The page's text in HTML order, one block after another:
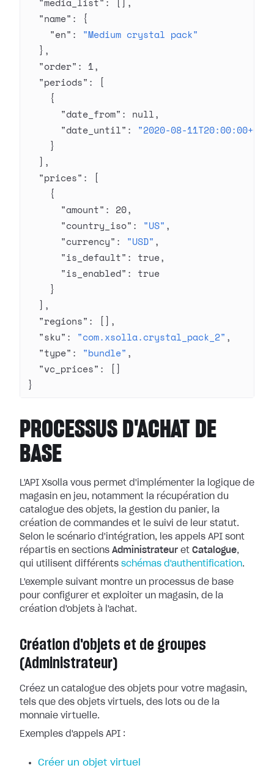
  "name"
: {
    "en"
: "Medium crystal pack"
  },
  "order"
: 1,
  "periods"
: [
    {
      "date_from"
: null,
      "date_until"
: "2020-08-
    }
  ],
  "prices"
: [
    {
      "amount"
: 20,
      "country_iso"
: "US" ,
      "currency"
: "USD" ,
      "is_default"
: true,
      "is_enabled"
: true
    }
  ],
  "regions"
: [],
  "sku"
: "com.xsolla.crystal_pack_2" ,
  "type"
: "bundle" ,
  "vc_prices"
: []
}
PROCESSUS D'ACHAT DE
BASE
L'API Xsolla vous permet d'implémenter la logique de
magasin en jeu, notamment la récupération du
catalogue des objets, la gestion du panier, la
création de commandes et le suivi de leur statut.
Selon le scénario d'intégration, les appels API sont
répartis en sections Administrateur et Catalogue,
qui utilisent différents schémas d'authentification.
L'exemple suivant montre un processus de base
pour configurer et exploiter un magasin, de la
création d'objets à l'achat.
Création d'objets et de groupes
(Administrateur)
Créez un catalogue des objets pour votre magasin,
tels que des objets virtuels, des lots ou de la
monnaie virtuelle.
Exemples d'appels API :
Créer un objet virtuel